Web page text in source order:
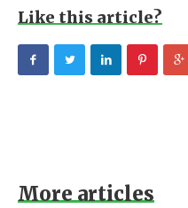
Like this article?
More articles